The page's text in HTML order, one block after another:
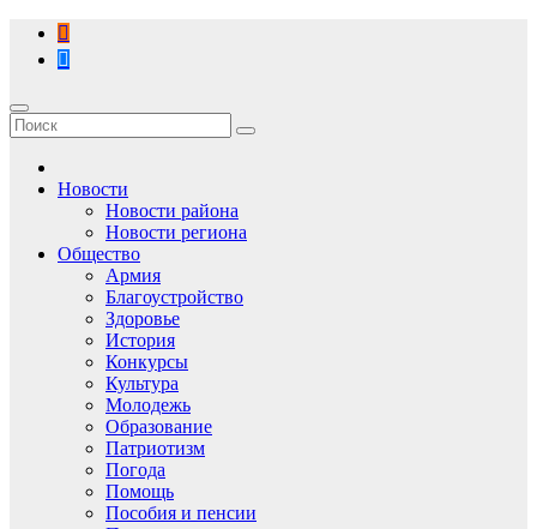
Перейти
содержимому
Новости
Новости района
Новости региона
Общество
Армия
Благоустройство
Здоровье
История
Конкурсы
Культура
Молодежь
Образование
Патриотизм
Погода
Помощь
Пособия и пенсии